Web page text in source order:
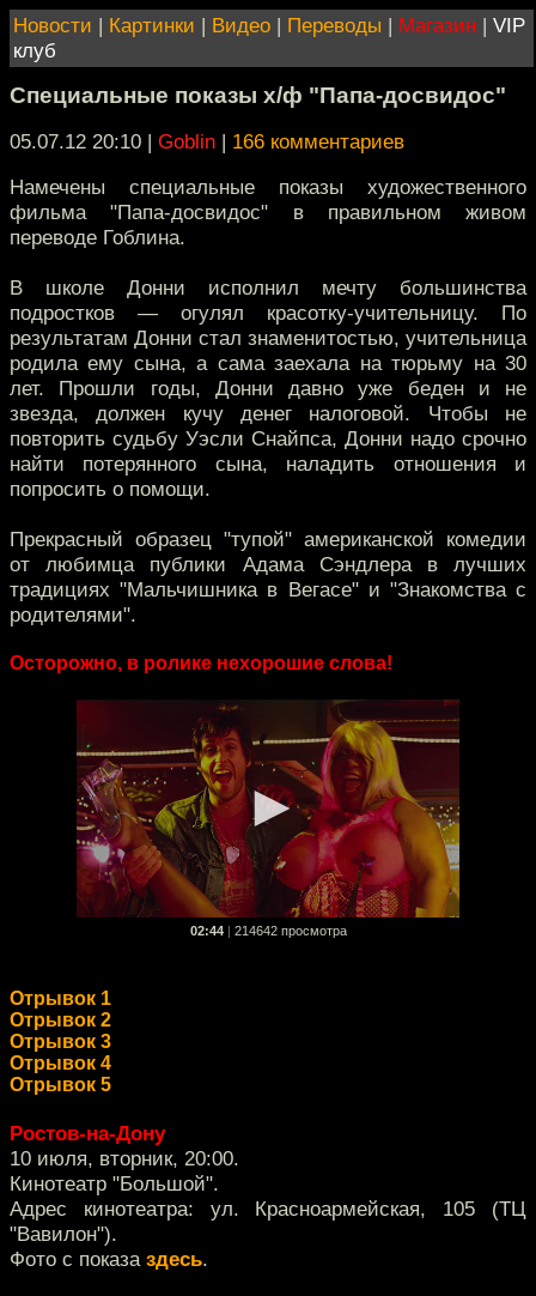
Новости | Картинки | Видео | Переводы | Магазин | VIP
клуб
Специальные показы х/ф "Папа-досвидос"
05.07.12 20:10 | Goblin | 166 комментариев
Намечены специальные показы художественного
фильма "Папа-досвидос" в правильном живом
переводе Гоблина.
В школе Донни исполнил мечту большинства
подростков — огулял красотку-учительницу. По
результатам Донни стал знаменитостью, учительница
родила ему сына, а сама заехала на тюрьму на 30
лет. Прошли годы, Донни давно уже беден и не
звезда, должен кучу денег налоговой. Чтобы не
повторить судьбу Уэсли Снайпса, Донни надо срочно
найти потерянного сына, наладить отношения и
попросить о помощи.
Прекрасный образец "тупой" американской комедии
от любимца публики Адама Сэндлера в лучших
традициях "Мальчишника в Вегасе" и "Знакомства с
родителями".
Осторожно, в ролике нехорошие слова!
02:44 214642 просмотра
Отрывок 1
Отрывок 2
Отрывок 3
Отрывок 4
Отрывок 5
Ростов-на-Дону
10 июля, вторник, 20:00.
Кинотеатр "Большой".
Адрес кинотеатра: ул. Красноармейская, 105 (ТЦ
"Вавилон").
Фото с показа здесь.